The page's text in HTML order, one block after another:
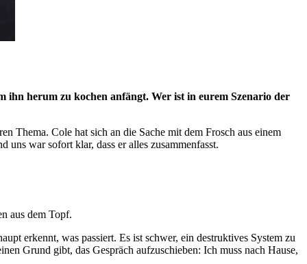
ihn herum zu kochen anfängt. Wer ist in eurem Szenario der
Thema. Cole hat sich an die Sache mit dem Frosch aus einem
war sofort klar, dass er alles zusammenfasst.
aus dem Topf.
erkennt, was passiert. Es ist schwer, ein destruktives System zu
Grund gibt, das Gespräch aufzuschieben: Ich muss nach Hause,